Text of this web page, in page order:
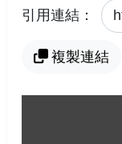
引用連結：
複製連結